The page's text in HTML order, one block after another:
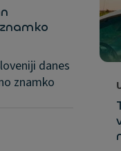
danes
znamko